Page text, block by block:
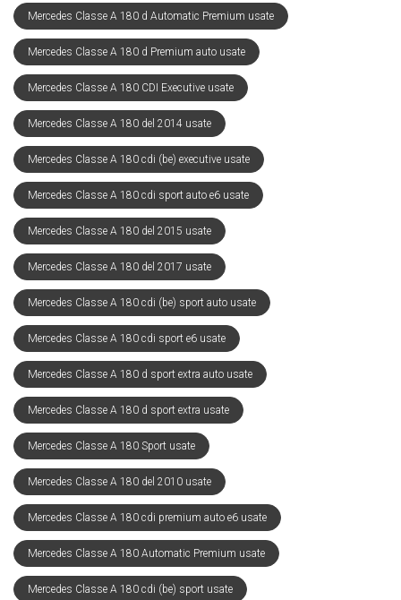
Mercedes Classe A 180 d Automatic Premium usate
Mercedes Classe A 180 d Premium auto usate
Mercedes Classe A 180 CDI Executive usate
Mercedes Classe A 180 del 2014 usate
Mercedes Classe A 180 cdi (be) executive usate
Mercedes Classe A 180 cdi sport auto e6 usate
Mercedes Classe A 180 del 2015 usate
Mercedes Classe A 180 del 2017 usate
Mercedes Classe A 180 cdi (be) sport auto usate
Mercedes Classe A 180 cdi sport e6 usate
Mercedes Classe A 180 d sport extra auto usate
Mercedes Classe A 180 d sport extra usate
Mercedes Classe A 180 Sport usate
Mercedes Classe A 180 del 2010 usate
Mercedes Classe A 180 cdi premium auto e6 usate
Mercedes Classe A 180 Automatic Premium usate
Mercedes Classe A 180 cdi (be) sport usate